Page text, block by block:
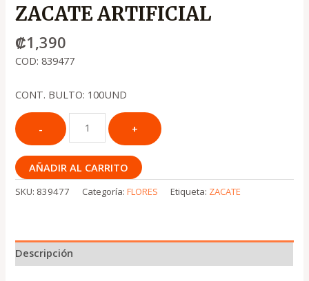
ZACATE ARTIFICIAL
₡1,390
COD: 839477
CONT. BULTO: 100UND
AÑADIR AL CARRITO
SKU: 839477 Categoría:FLORES Etiqueta: ZACATE
Descripción